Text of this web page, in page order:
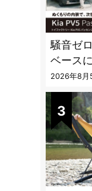
騒音ゼ
ベース
PV5」
2026年8月